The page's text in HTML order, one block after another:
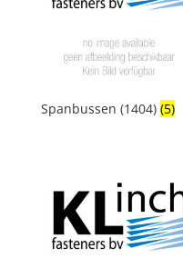
Spanbussen (1404) (5)